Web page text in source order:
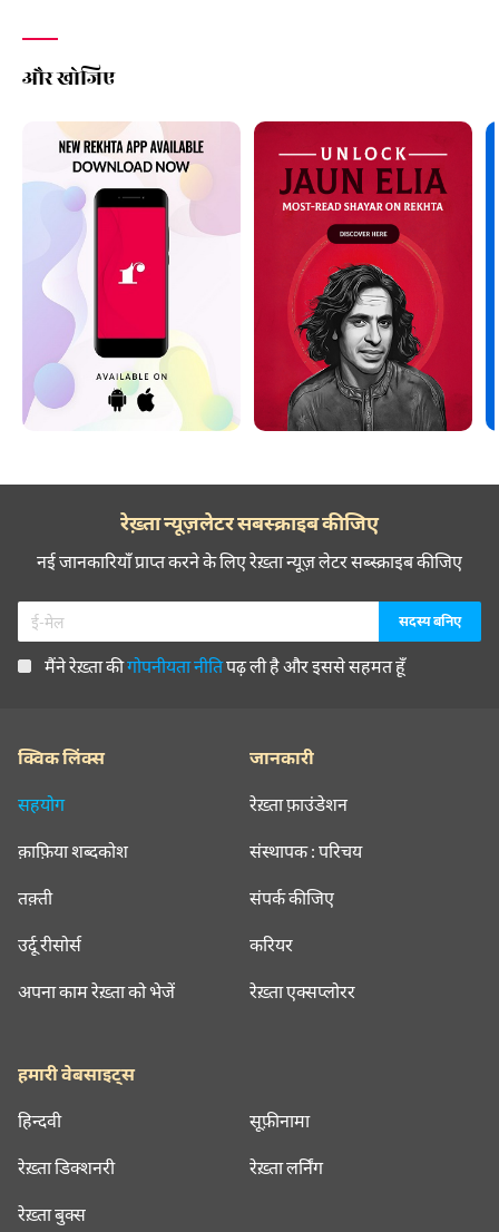
और खोजिए
रेख़्ता न्यूज़लेटर सबस्क्राइब कीजिए
नई जानकारियाँ प्राप्त करने के लिए रेख़्ता न्यूज़ लेटर सब्स्क्राइब कीजिए
मैंने रेख़्ता कीगोपनीयता नीतिपढ़ ली है और इससे सहमत हूँ
क्विक लिंक्स
सहयोग
क़ाफ़िया शब्दकोश
तक़्ती
उर्दू रीसोर्स
अपना काम रेख़्ता को भेजें
जानकारी
रेख़्ता फ़ाउंडेशन
संस्थापक : परिचय
संपर्क कीजिए
करियर
रेख़्ता एक्सप्लोरर
हमारी वेबसाइट्स
हिन्दवी सूफ़ीनामा
रेख़्ता डिक्शनरी रेख़्ता लर्निंग
रेख़्ता बुक्स